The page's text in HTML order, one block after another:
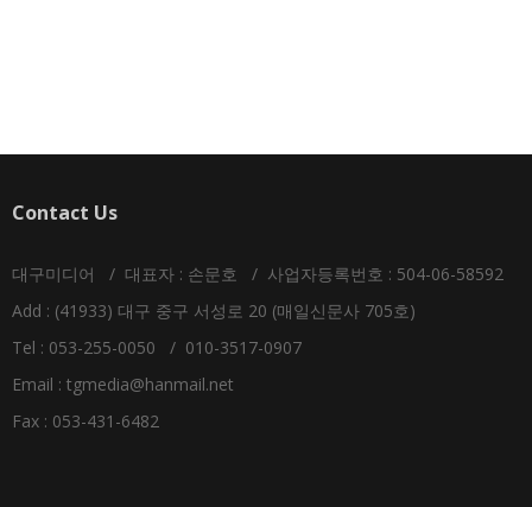
Contact Us
대구미디어 / 대표자 : 손문호 / 사업자등록번호 : 504-06-58592
Add : (41933) 대구 중구 서성로 20 (매일신문사 705호)
Tel : 053-255-0050 / 010-3517-0907
Email : tgmedia@hanmail.net
Fax : 053-431-6482